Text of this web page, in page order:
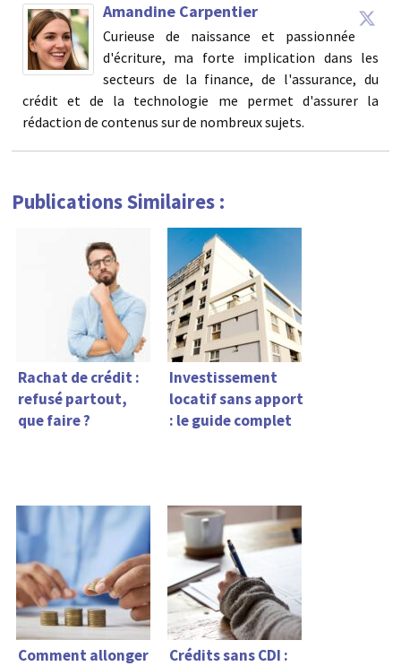
Amandine Carpentier
Curieuse de naissance et passionnée
d'écriture, ma forte implication dans les
secteurs de la finance, de l'assurance, du
crédit et de la technologie me permet d'assurer la
rédaction de contenus sur de nombreux sujets.
Publications Similaires :
Rachat de crédit :
refusé partout,
que faire ?
Investissement
locatif sans apport
: le guide complet
Comment allonger
Crédits sans CDI :